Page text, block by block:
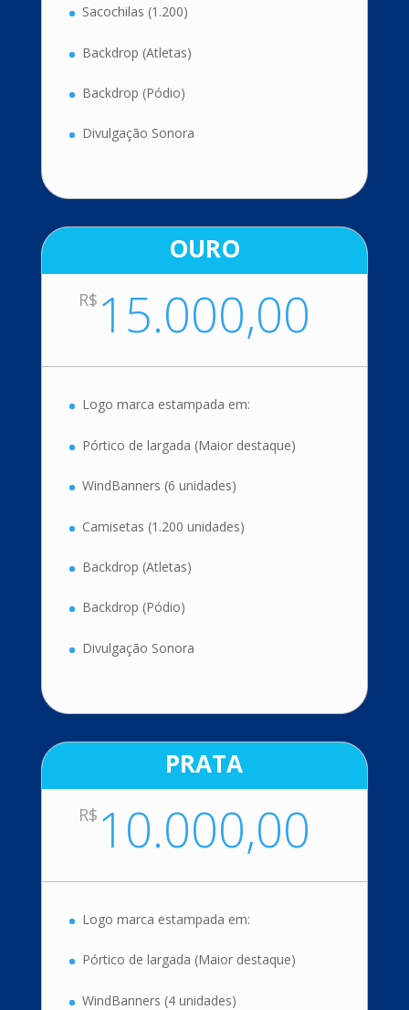
Sacochilas (1.200)
Backdrop (Atletas)
Backdrop (Pódio)
Divulgação Sonora
OURO
R$ 15.000,00
Logo marca estampada em:
Pórtico de largada (Maior destaque)
WindBanners (6 unidades)
Camisetas (1.200 unidades)
Backdrop (Atletas)
Backdrop (Pódio)
Divulgação Sonora
PRATA
R$ 10.000,00
Logo marca estampada em:
Pórtico de largada (Maior destaque)
WindBanners (4 unidades)